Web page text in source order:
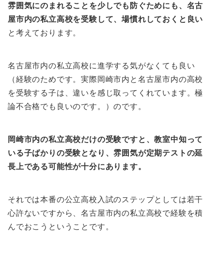
雰囲気にのまれることを少しでも防ぐためにも、名古
屋市内の私立高校を受験して、場慣れしておくと良い
と考えております。
名古屋市内の私立高校に進学する気がなくても良い
（経験のためです。実際岡崎市内と名古屋市内の高校
を受験する子は、違いを感じ取ってくれています。極
論不合格でも良いのです。）のです。
岡崎市内の私立高校だけの受験ですと、教室中知って
いる子ばかりの受験となり、雰囲気が定期テストの延
長上である可能性が十分にあります。
それでは本番の公立高校入試のステップとしては若干
心許ないですから、名古屋市内の私立高校で経験を積
んでおこうということです。